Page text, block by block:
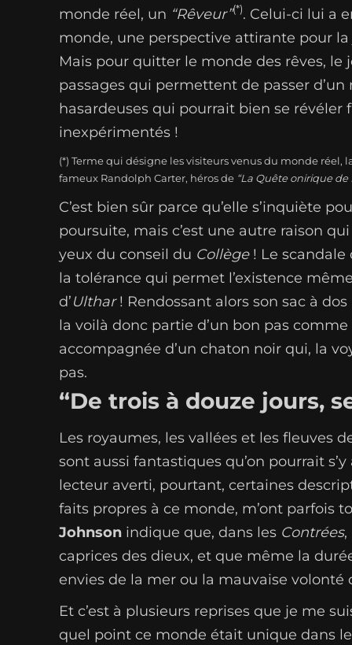
monde réel, un “Rêveur”(*). Celui-ci lui a
monde, une perspective attirante pour
Mais pour quitter le monde des rêves, le
passages qui permettent de passer
hasardeuses qui pourrait bien se
inexpérimentés !
(*) Terme qui désigne les visiteurs venus du monde réel,
fameux Randolph Carter, héros de “La Quête onirique de
C’est bien sûr parce qu’elle s’inquiète
poursuite, mais c’est une autre raison
yeux du conseil du Collège! Le scandale
la tolérance qui permet l’existence
d’Ulthar! Rendossant alors son sac à
la voilà donc partie d’un bon pas
accompagnée d’un chaton noir qui, la
pas.
“De trois à douze jours,
Les royaumes, les vallées et les fleuves
sont aussi fantastiques qu’on pourrait
lecteur averti, pourtant, certaines
faits propres à ce monde, m’ont parfois
Johnson indique que, dans les Contrées,
caprices des dieux, et que même la
envies de la mer ou la mauvaise volonté
Et c’est à plusieurs reprises que je me
quel point ce monde était unique dans